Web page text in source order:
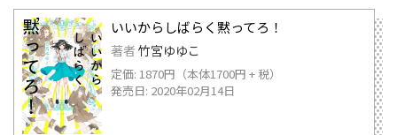
いいからしばらく黙ってろ！
著者 竹宮ゆゆこ
定価: 1870円（本体1700円 + 税）
発売日: 2020年02月14日